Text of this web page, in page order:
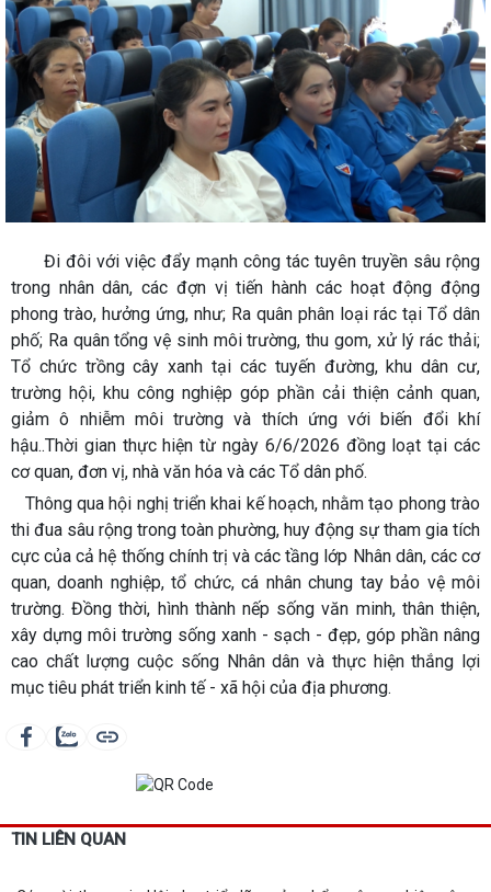
Đi đôi với việc đẩy mạnh công tác tuyên truyền sâu rộng
trong nhân dân, các đợn vị tiến hành các hoạt động động
phong trào, hưởng ứng, như; Ra quân phân loại rác tại Tổ dân
phố; Ra quân tổng vệ sinh môi trường, thu gom, xử lý rác thải;
Tổ chức trồng cây xanh tại các tuyến đường, khu dân cư,
trường hội, khu công nghiệp góp phần cải thiện cảnh quan,
giảm ô nhiễm môi trường và thích ứng với biến đổi khí
hậu..Thời gian thực hiện từ ngày 6/6/2026 đồng loạt tại các
cơ quan, đơn vị, nhà văn hóa và các Tổ dân phố.
Thông qua hội nghị triển khai kế hoạch, nhằm tạo phong trào
thi đua sâu rộng trong toàn phường, huy động sự tham gia tích
cực của cả hệ thống chính trị và các tầng lớp Nhân dân, các cơ
quan, doanh nghiệp, tổ chức, cá nhân chung tay bảo vệ môi
trường. Đồng thời, hình thành nếp sống văn minh, thân thiện,
xây dựng môi trường sống xanh - sạch - đẹp, góp phần nâng
cao chất lượng cuộc sống Nhân dân và thực hiện thắng lợi
mục tiêu phát triển kinh tế - xã hội của địa phương.
TIN LIÊN QUAN